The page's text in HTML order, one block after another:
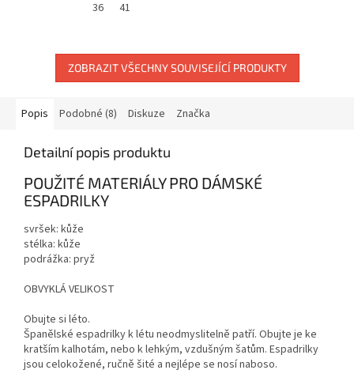
36 41
ZOBRAZIT VŠECHNY SOUVISEJÍCÍ PRODUKTY
Popis Podobné (8) Diskuze Značka
Detailní popis produktu
POUŽITÉ MATERIÁLY PRO DÁMSKÉ
ESPADRILKY
svršek: kůže
stélka: kůže
podrážka: pryž
OBVYKLÁ VELIKOST
Obujte si léto.
Španělské espadrilky k létu neodmyslitelně patří. Obujte je ke
kratším kalhotám, nebo k lehkým, vzdušným šatům. Espadrilky
jsou celokožené, ručně šité a nejlépe se nosí naboso.